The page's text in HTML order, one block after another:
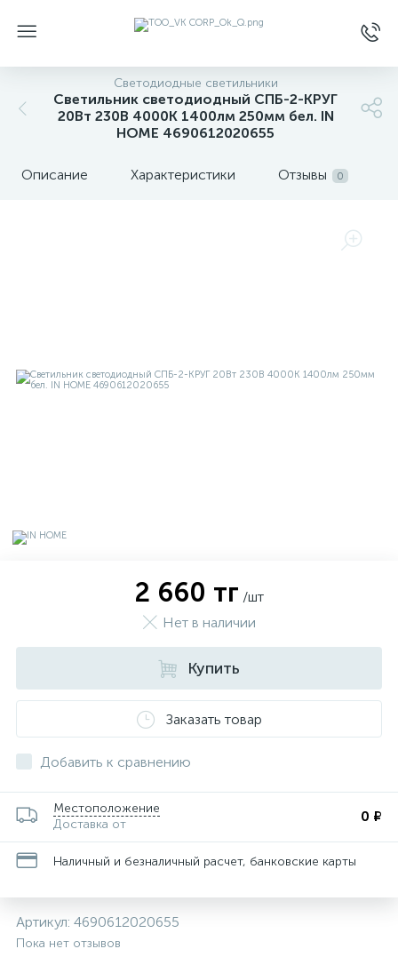
Светодиодные светильники
Светильник светодиодный СПБ-2-КРУГ
20Вт 230В 4000К 1400лм 250мм бел. IN
HOME 4690612020655
Описание Характеристики Отзывы 0
2 660 тг /шт
Нет в наличии
Купить
Заказать товар
Добавить к сравнению
Местоположение
Доставка от
0 ₽
Наличный и безналичный расчет, банковские карты
Артикул: 4690612020655
Пока нет отзывов